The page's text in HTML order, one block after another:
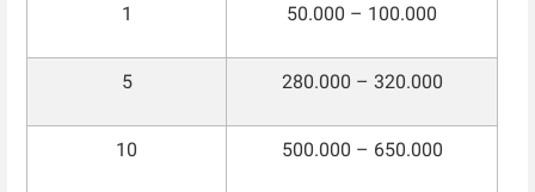
1 50.000 – 100.000
5 280.000 – 320.000
10 500.000 – 650.000